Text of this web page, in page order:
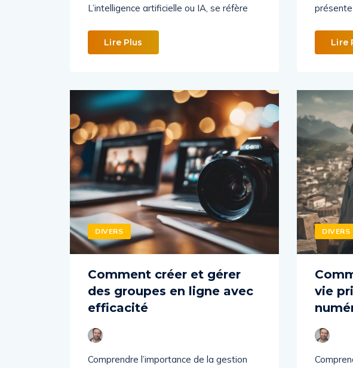
L’intelligence artificielle ou IA, se réfère
Lire Plus Lire
DIVERS
Comment créer et gérer
des groupes en ligne avec
efficacité
Comprendre l’importance de la gestion
DIVERS
vie